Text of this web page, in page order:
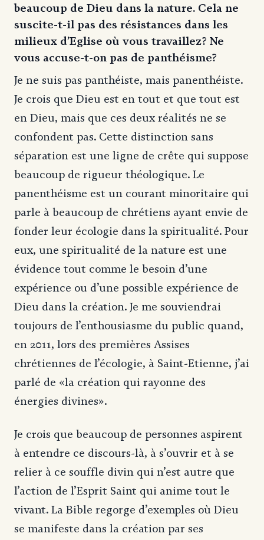
beaucoup de Dieu dans la nature. Cela ne
suscite-t-il pas des résistances dans les
milieux d’Eglise où vous travaillez? Ne
vous accuse-t-on pas de panthéisme?
Je ne suis pas panthéiste, mais panenthéiste.
Je crois que Dieu est en tout et que tout est
en Dieu, mais que ces deux réalités ne se
confondent pas. Cette distinction sans
séparation est une ligne de crête qui suppose
beaucoup de rigueur théologique. Le
panenthéisme est un courant minoritaire qui
parle à beaucoup de chrétiens ayant envie de
fonder leur écologie dans la spiritualité. Pour
eux, une spiritualité de la nature est une
évidence tout comme le besoin d’une
expérience ou d’une possible expérience de
Dieu dans la création. Je me souviendrai
toujours de l’enthousiasme du public quand,
en 2011, lors des premières Assises
chrétiennes de l’écologie, à Saint-Etienne, j’ai
parlé de «la création qui rayonne des
énergies divines».
Je crois que beaucoup de personnes aspirent
à entendre ce discours-là, à s’ouvrir et à se
relier à ce souffle divin qui n’est autre que
l’action de l’Esprit Saint qui anime tout le
vivant. La Bible regorge d’exemples où Dieu
se manifeste dans la création par ses